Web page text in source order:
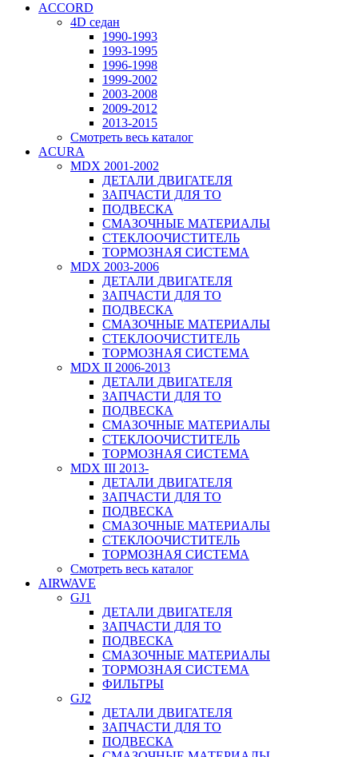
ACCORD
4D седан
1990-1993
1993-1995
1996-1998
1999-2002
2003-2008
2009-2012
2013-2015
Смотреть весь каталог
ACURA
MDX 2001-2002
ДЕТАЛИ ДВИГАТЕЛЯ
ЗАПЧАСТИ ДЛЯ ТО
ПОДВЕСКА
СМАЗОЧНЫЕ МАТЕРИАЛЫ
СТЕКЛООЧИСТИТЕЛЬ
ТОРМОЗНАЯ СИСТЕМА
MDX 2003-2006
ДЕТАЛИ ДВИГАТЕЛЯ
ЗАПЧАСТИ ДЛЯ ТО
ПОДВЕСКА
СМАЗОЧНЫЕ МАТЕРИАЛЫ
СТЕКЛООЧИСТИТЕЛЬ
ТОРМОЗНАЯ СИСТЕМА
MDX II 2006-2013
ДЕТАЛИ ДВИГАТЕЛЯ
ЗАПЧАСТИ ДЛЯ ТО
ПОДВЕСКА
СМАЗОЧНЫЕ МАТЕРИАЛЫ
СТЕКЛООЧИСТИТЕЛЬ
ТОРМОЗНАЯ СИСТЕМА
MDX III 2013-
ДЕТАЛИ ДВИГАТЕЛЯ
ЗАПЧАСТИ ДЛЯ ТО
ПОДВЕСКА
СМАЗОЧНЫЕ МАТЕРИАЛЫ
СТЕКЛООЧИСТИТЕЛЬ
ТОРМОЗНАЯ СИСТЕМА
Смотреть весь каталог
AIRWAVE
GJ1
ДЕТАЛИ ДВИГАТЕЛЯ
ЗАПЧАСТИ ДЛЯ ТО
ПОДВЕСКА
СМАЗОЧНЫЕ МАТЕРИАЛЫ
ТОРМОЗНАЯ СИСТЕМА
ФИЛЬТРЫ
GJ2
ДЕТАЛИ ДВИГАТЕЛЯ
ЗАПЧАСТИ ДЛЯ ТО
ПОДВЕСКА